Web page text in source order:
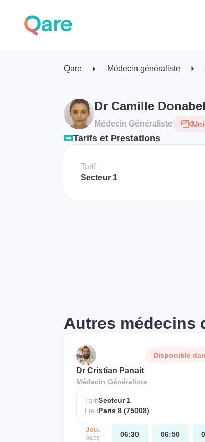
Qare Médecin généraliste
Dr Camille
Médecin Généraliste
Tarifs et Prestations
Tarif
Secteur 1
Autres médecins
Disponible
Dr Cristian Panait
Médecin Généraliste
TarifSecteur 1
LieuParis 8 (75008)
Jeu.
06/08 06:30 06:50